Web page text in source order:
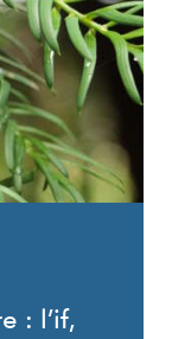
: l’if,